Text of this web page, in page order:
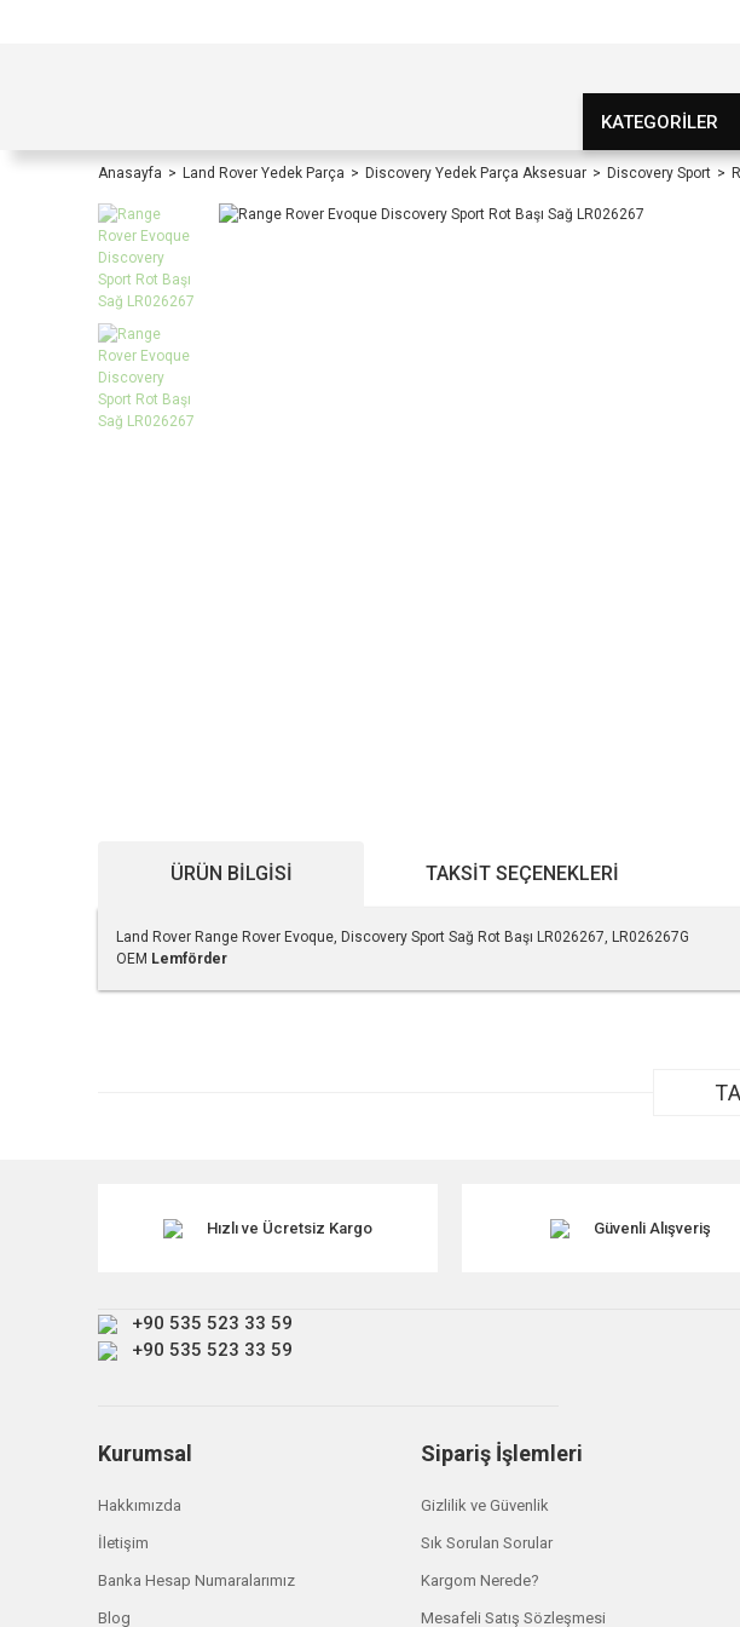
KATEGORİLER
Anasayfa Land Rover Yedek Parça Discovery Yedek Parça Aksesuar Discovery Sport
ÜRÜN BILGISI TAKSIT SEÇENEKLERI
Land Rover Range Rover Evoque, Discovery Sport Sağ Rot Başı LR026267, LR026267G
OEM Lemförder
Bu ürüne benzer farklı alternatifler olmalı.
Hızlı ve Ücretsiz Kargo Güvenli Alışveriş
+90 535 523 33 59
+90 535 523 33 59
Kurumsal
Hakkımızda
İletişim
Banka Hesap Numaralarımız
Blog
Sipariş İşlemleri
Gizlilik ve Güvenlik
Sık Sorulan Sorular
Kargom Nerede?
Mesafeli Satış Sözleşmesi